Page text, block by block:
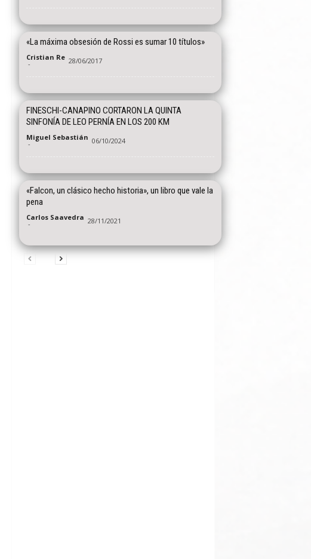
«La máxima obsesión de Rossi es sumar 10 títulos»
Cristian Re
- 28/06/2017
FINESCHI-CANAPINO CORTARON LA QUINTA
SINFONÍA DE LEO PERNÍA EN LOS 200 KM
Miguel Sebastián
- 06/10/2024
«Falcon, un clásico hecho historia», un libro que vale la
pena
Carlos Saavedra
- 28/11/2021